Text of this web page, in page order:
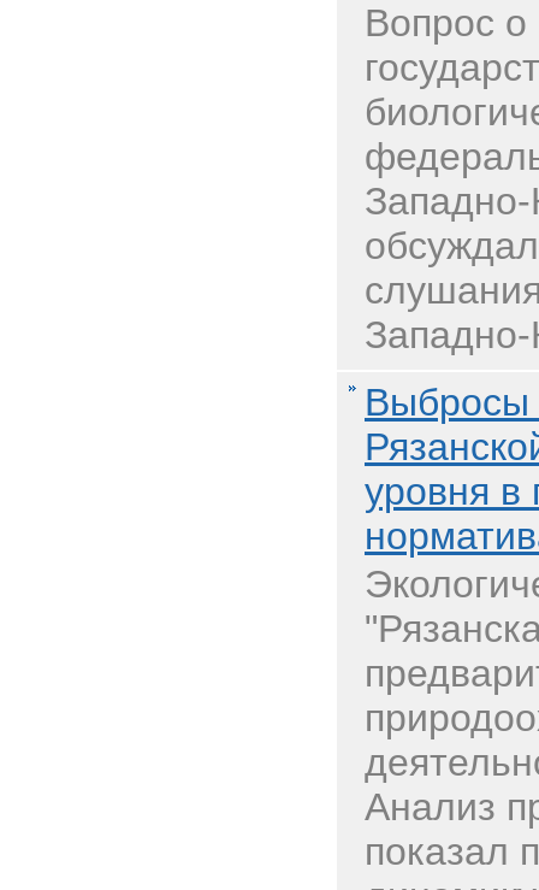
Вопрос о
Выбросы
уровня в
Анализ
показал